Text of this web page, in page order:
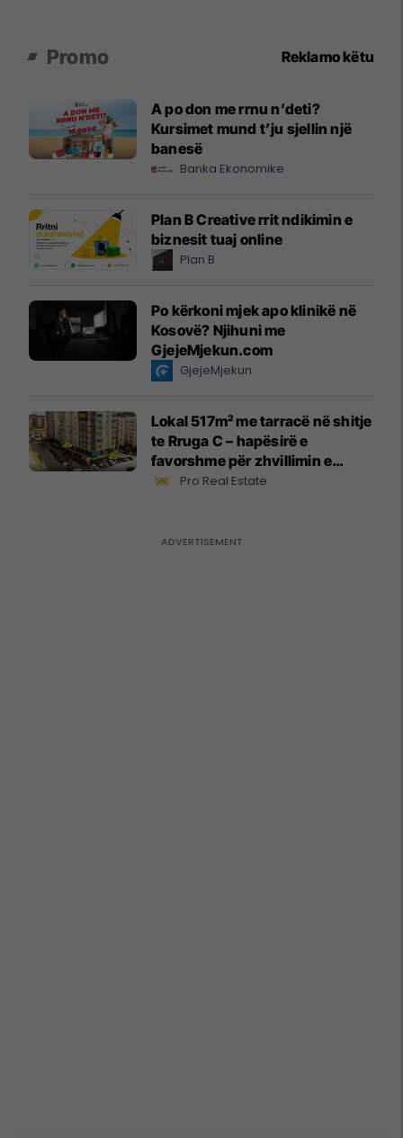
Promo Reklamo këtu
A po don me rrnu n’deti?
Kursimet mund t’ju sjellin një
banesë
Banka Ekonomike
Plan B Creative rrit ndikimin e
biznesit tuaj online
Plan B
Po kërkoni mjek apo klinikë në
Kosovë? Njihuni me
GjejeMjekun.com
GjejeMjekun
Lokal 517m² me tarracë në shitje
te Rruga C – hapësirë e
favorshme për zhvillimin e
biznesit #15796
Pro Real Estate